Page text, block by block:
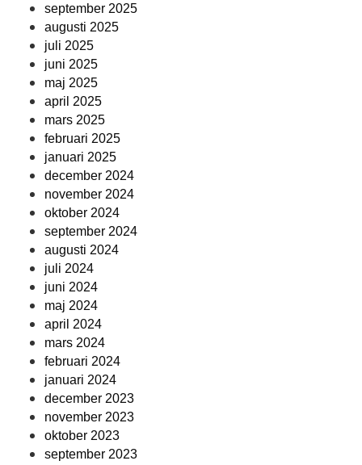
september 2025
augusti 2025
juli 2025
juni 2025
maj 2025
april 2025
mars 2025
februari 2025
januari 2025
december 2024
november 2024
oktober 2024
september 2024
augusti 2024
juli 2024
juni 2024
maj 2024
april 2024
mars 2024
februari 2024
januari 2024
december 2023
november 2023
oktober 2023
september 2023